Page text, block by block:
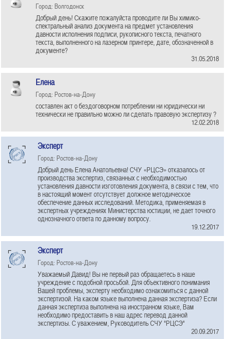
Город: Волгодонск
Добрый день! Скажите пожалуйста проводите ли Вы химико-
спектральный анализ документа на предмет установления
давности исполнения подписи, рукописного текста, печатного
текста, выполненного на лазерном принтере, дате, обозначенной в
документе?
31.05.2018
Елена
Город: Ростов-на-Дону
составлен акт о бездоговорном потреблении ни юридически ни
технически не правильно можно ли сделать правовую экспертизу ?
12.02.2018
Эксперт
Город: Ростов-на-Дону
Добрый день Елена Анатольевна! СЧУ «РЦСЭ» отказалось от
производства экспертиз, связанных с необходимостью
установления давности изготовления документа, в связи с тем, что
в настоящий момент отсутствует должное методическое
обеспечение данных исследований. Методика, применяемая в
экспертных учреждениях Министерства юстиции, не дает точного
однозначного ответа по данному вопросу.
19.12.2017
Эксперт
Город: Ростов-на-Дону
Уважаемый Давид! Вы не первый раз обращаетесь в наше
учреждение с подобной просьбой. Для объективного понимания
Вашей проблемы, эксперту необходимо ознакомиться с данной
экспертизой. На каком языке выполнена данная экспертиза? Если
данная экспертиза выполнена на иностранном языке, Вам
необходимо предоставить в наш адрес перевод данной
экспертизы. С уважением, Руководитель СЧУ "РЦСЭ"
20.09.2017